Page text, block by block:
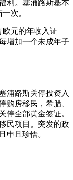
利。塞浦路斯基本
次。
欧元的年收入证
增加一个未成年子
浦路斯关停投资入
购房移民，希腊、
停全部黄金签证。
民项目。突发的政
申且珍惜。